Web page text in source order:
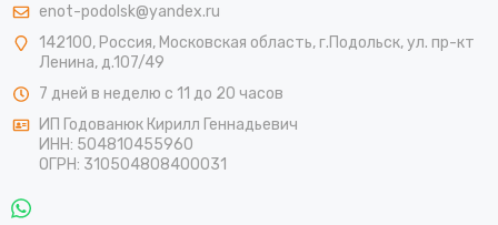
enot-podolsk@yandex.ru
142100, Россия, Московская область, г.Подольск,ул. пр-кт
Ленина, д.107/49
7 дней в неделю с 11 до 20 часов
ИП Годованюк Кирилл Геннадьевич
ИНН: 504810455960
ОГРН: 310504808400031